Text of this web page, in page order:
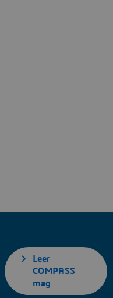
Leer
COMPASS
mag